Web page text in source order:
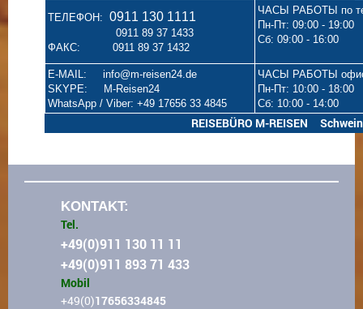
ТЕЛЕФОН: 0911 130 1111
0911 89 37 1433
ФАКС: 0911 89 37 1432
ЧАСЫ РАБОТЫ по
Пн-Пт: 09:00 - 19:00
Сб: 09:00 - 16:00
E-MAIL: info@m-reisen24.de
SKYPE: M-Reisen24
WhatsApp / Viber: +49 17656 33 4845
ЧАСЫ РАБОТЫ
Пн-Пт: 10:00 - 18:00
Сб: 10:00 - 14:00
REISEBÜRO M-REISEN
KONTAKT:
Tel.
+49(0)911 130 11 11
+49(0)911 893 71 433
Mobil
+49(0)17656334845